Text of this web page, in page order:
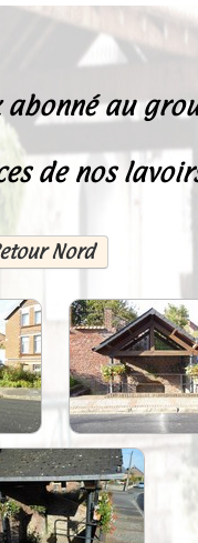
et
abonné au
de nos
Nord